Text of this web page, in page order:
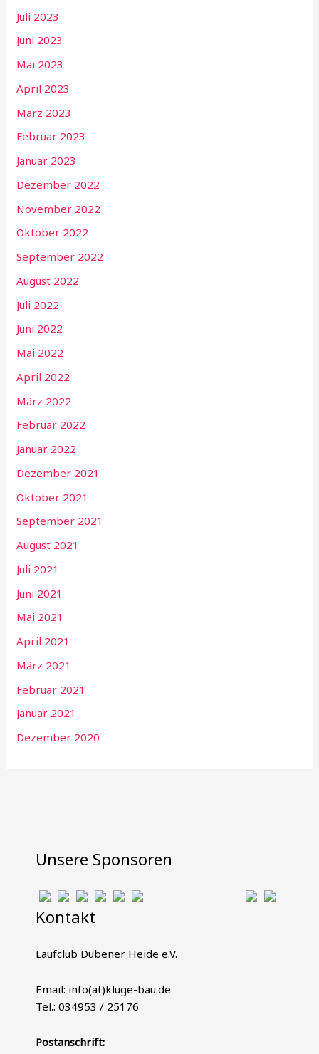
Juli 2023
Juni 2023
Mai 2023
April 2023
März 2023
Februar 2023
Januar 2023
Dezember 2022
November 2022
Oktober 2022
September 2022
August 2022
Juli 2022
Juni 2022
Mai 2022
April 2022
März 2022
Februar 2022
Januar 2022
Dezember 2021
Oktober 2021
September 2021
August 2021
Juli 2021
Juni 2021
Mai 2021
April 2021
März 2021
Februar 2021
Januar 2021
Dezember 2020
Unsere Sponsoren
Kontakt
Laufclub Dübener Heide e.V.
Email: info(at)kluge-bau.de
Tel.: 034953 / 25176
Postanschrift: